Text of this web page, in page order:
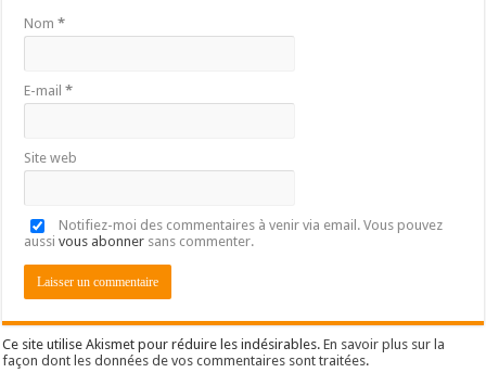
Nom*
E-mail*
Site web
Notifiez-moi des commentaires à venir via email. Vous pouvez
aussivous abonner sans commenter.
Ce site utilise Akismet pour réduire les indésirables.En savoir plus sur la
façon dont les données de vos commentaires sont traitées.